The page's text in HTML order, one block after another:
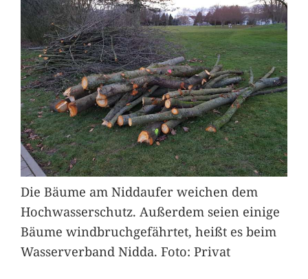
Die Bäume am Niddaufer weichen dem
Hochwasserschutz. Außerdem seien einige
Bäume windbruchgefährtet, heißt es beim
Wasserverband Nidda. Foto: Privat